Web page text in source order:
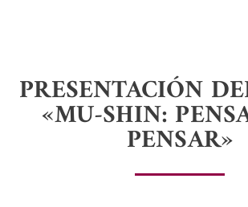
PRESENTACIÓN
«MU-SHIN:
PENSAR»